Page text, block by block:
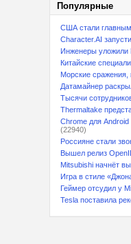
Популярные
США стали главным
Character.AI
Инженеры уложили
Китайские
Морские сражения,
Датамайнер
Тысячи
Thermaltake
Chrome для Android
(22940)
Россияне стали
Вышел релиз
Mitsubishi начнёт
Игра в стиле
Геймер отсудил у
Tesla поставила